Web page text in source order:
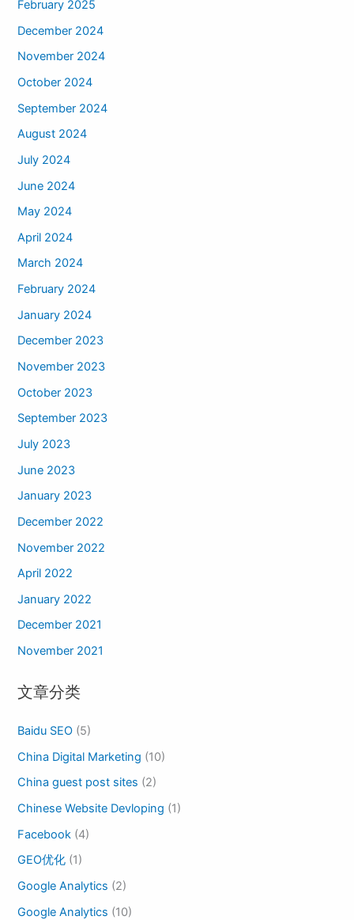
February 2025
December 2024
November 2024
October 2024
September 2024
August 2024
July 2024
June 2024
May 2024
April 2024
March 2024
February 2024
January 2024
December 2023
November 2023
October 2023
September 2023
July 2023
June 2023
January 2023
December 2022
November 2022
April 2022
January 2022
December 2021
November 2021
文章分类
Baidu SEO (5)
China Digital Marketing (10)
China guest post sites (2)
Chinese Website Devloping (1)
Facebook (4)
GEO优化 (1)
Google Analytics (2)
Google Analytics (10)